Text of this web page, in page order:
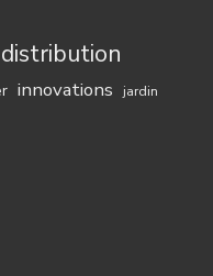
distribution
innovations jardin